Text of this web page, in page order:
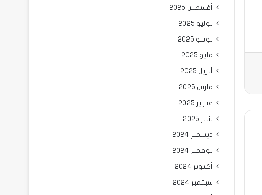
أغسطس 2025
يوليو 2025
يونيو 2025
مايو 2025
أبريل 2025
مارس 2025
فبراير 2025
يناير 2025
ديسمبر 2024
نوفمبر 2024
أكتوبر 2024
سبتمبر 2024